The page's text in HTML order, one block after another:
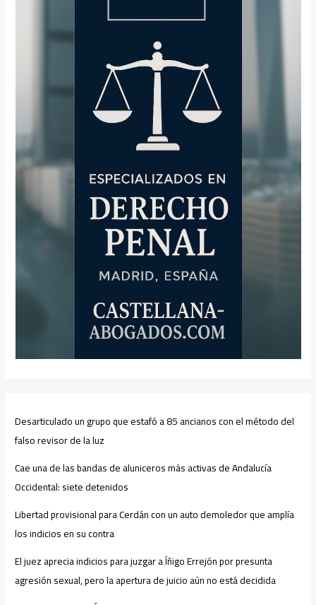
Desarticulado un grupo que estafó a 85 ancianos con el método del
falso revisor de la luz
Cae una de las bandas de aluniceros más activas de Andalucía
Occidental: siete detenidos
Libertad provisional para Cerdán con un auto demoledor que amplía
los indicios en su contra
El juez aprecia indicios para juzgar a Íñigo Errejón por presunta
agresión sexual, pero la apertura de juicio aún no está decidida